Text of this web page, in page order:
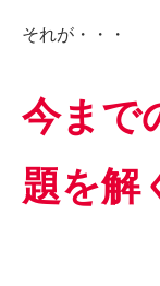
それが・・・
今まで
題を解